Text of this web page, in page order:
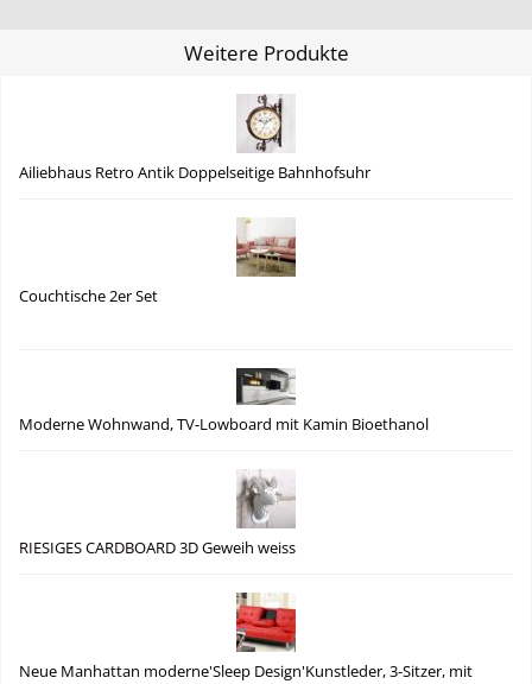
Weitere Produkte
Ailiebhaus Retro Antik Doppelseitige Bahnhofsuhr
Couchtische 2er Set
Moderne Wohnwand, TV-Lowboard mit Kamin Bioethanol
RIESIGES CARDBOARD 3D Geweih weiss
Neue Manhattan moderne'Sleep Design'Kunstleder, 3-Sitzer, mit